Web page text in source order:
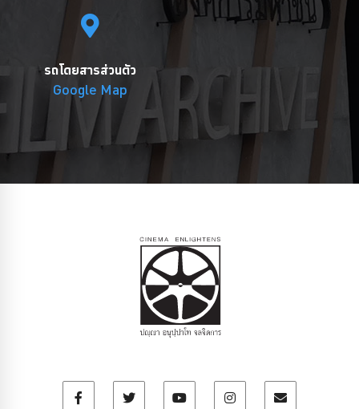
รถโดยสารส่วนตัว
Google Map